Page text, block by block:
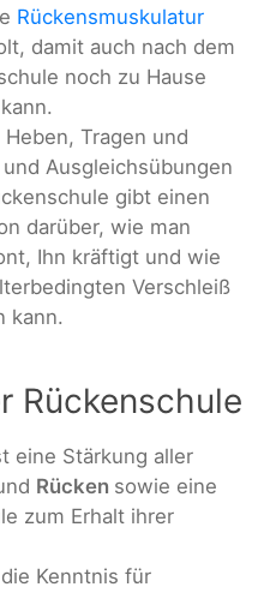
Rückensmuskulatur
damit auch nach dem
noch zu Hause
Tragen und
Ausgleichsübungen
gibt einen
darüber, wie man
Ihn kräftigt und wie
Verschleiß
kann.
Rückenschule
eine Stärkung aller
Rücken sowie eine
zum Erhalt ihrer
Kenntnis für